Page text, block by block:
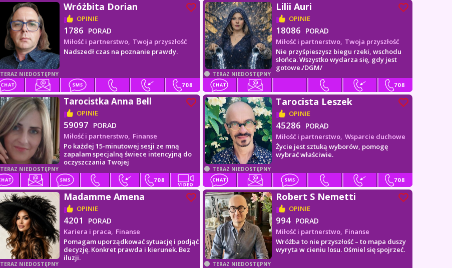
TERAZ NIEDOSTĘPNY
Wróżbita Dorian
OPINIE
1786 PORAD
Miłość i partnerstwo, Twoja przyszłość
Nadszedł czas na poznanie prawdy.
TERAZ NIEDOSTĘPNY
Lilii Auri
OPINIE
18086 PORAD
Miłość i partnerstwo, Twoja przyszłość
Nie przyśpieszysz biegu rzeki, wschodu
słońca. Wszystko wydarza się, gdy jest
gotowe./DGM/
TERAZ NIEDOSTĘPNY
Tarocistka Anna Bell
OPINIE
59097 PORAD
Miłość i partnerstwo, Finanse
Po każdej 15-minutowej sesji ze mną
zapalam specjalną świece intencyjną do
oczyszczania Twojej
TERAZ NIEDOSTĘPNY
Tarocista Leszek
OPINIE
45286 PORAD
Miłość i partnerstwo, Wsparcie duchowe
Życie jest sztuką wyborów, pomogę
wybrać właściwie.
TERAZ NIEDOSTĘPNY
Madamme Amena
OPINIE
4201 PORAD
Kariera i praca, Finanse
Pomagam uporządkować sytuację i podjąć
decyzję. Konkret prawda i kierunek. Bez
iluzji.
TERAZ NIEDOSTĘPNY
Robert S Nemetti
OPINIE
994 PORAD
Miłość i partnerstwo, Finanse
Wróżba to nie przyszłość – to mapa duszy
wyryta w cieniu losu. Ośmiel się spojrzeć.